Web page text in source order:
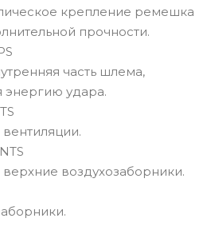
крепление ремешка
прочности.
часть шлема,
удара.
воздухозаборники.